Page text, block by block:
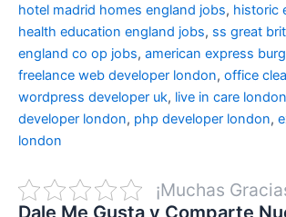
hotel madrid homes england jobs, historic
health education england jobs, ss great
england co op jobs, american express
freelance web developer london, office
wordpress developer uk, live in care london
developer london, php developer london,
london
¡Muchas
Dale Me Gusta y Comparte